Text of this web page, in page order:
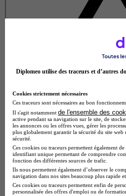
Note de 3 sur 5
Diplomeo utilise des traceurs et d’autres
Cookies strictement nécessaires
Ces traceurs sont nécessaires au bon
Il s'agit notamment de l'ensemble des
active pendant sa navigation sur le site, de
les annonces ou les offres vues, gérer les
plus globalement garantir la sécurité du site
sécurité.
Ces cookies ou traceurs permettent également
identifiant unique permettant de comprendre
fonction des différentes sources de trafic.
Ils nous permettent également d’observer le
navigation dans nos sites beaucoup plus rapide
Ces cookies ou traceurs permettent enfin de
personnalisée des offres d'emploi ou de